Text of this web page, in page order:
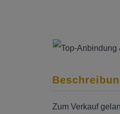
Zum Verkauf